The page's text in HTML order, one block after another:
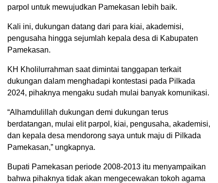
parpol untuk mewujudkan Pamekasan lebih baik.
Kali ini, dukungan datang dari para kiai, akademisi,
pengusaha hingga sejumlah kepala desa di Kabupaten
Pamekasan.
KH Kholilurrahman saat dimintai tanggapan terkait
dukungan dalam menghadapi kontestasi pada Pilkada
2024, pihaknya mengaku sudah mulai banyak komunikasi.
“Alhamdulillah dukungan demi dukungan terus
berdatangan, mulai elit parpol, kiai, pengusaha, akademisi,
dan kepala desa mendorong saya untuk maju di Pilkada
Pamekasan,” ungkapnya.
Bupati Pamekasan periode 2008-2013 itu menyampaikan
bahwa pihaknya tidak akan mengecewakan tokoh agama